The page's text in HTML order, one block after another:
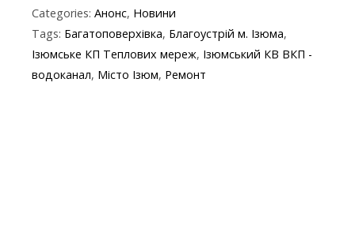
e
b
o
itt
er
e
gr
a
er at
s
A
y
p
e
t ai
l
Categories: Анонс, Новини
Tags: Багатоповерхівка, Благоустрій м. Ізюма,
Ізюмське КП Теплових мереж, Ізюмський КВ ВКП -
водоканал, Місто Ізюм, Ремонт